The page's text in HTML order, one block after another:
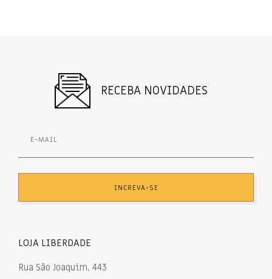
RECEBA NOVIDADES
INCREVA-SE
LOJA LIBERDADE
Rua São Joaquim, 443